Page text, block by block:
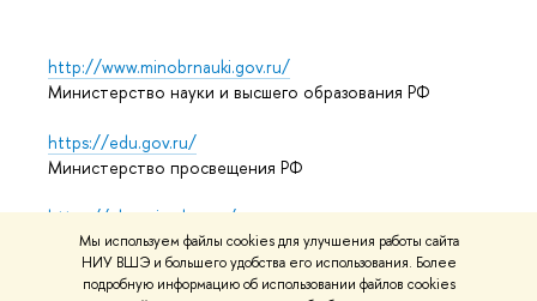
Мы используем файлы cookies для улучшения работы сайта
НИУ ВШЭ и большего удобства его использования. Более
подробную информацию об использовании файлов cookies
http://www.minobrnauki.gov.ru/
Министерство науки и высшего образования РФ
https://edu.gov.ru/
Министерство просвещения РФ
https://elearning.hse.ru/mooc
Массовые открытые онлайн-курсы